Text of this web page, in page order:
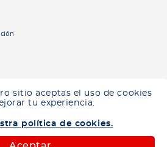
sitio aceptas el uso de cookies
tu experiencia.
política de cookies.
los productos disponibles en tu zona